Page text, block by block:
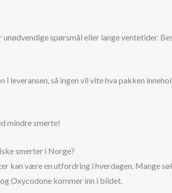
spørsmål eller lange ventetider.
så ingen vil vite hva pakken
mindre smerte!
smerter i Norge?
kan være en utfordring i hverdagen. Mange
Oxycodone kommer inn i bildet.